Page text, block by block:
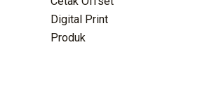
Digital Print
Produk